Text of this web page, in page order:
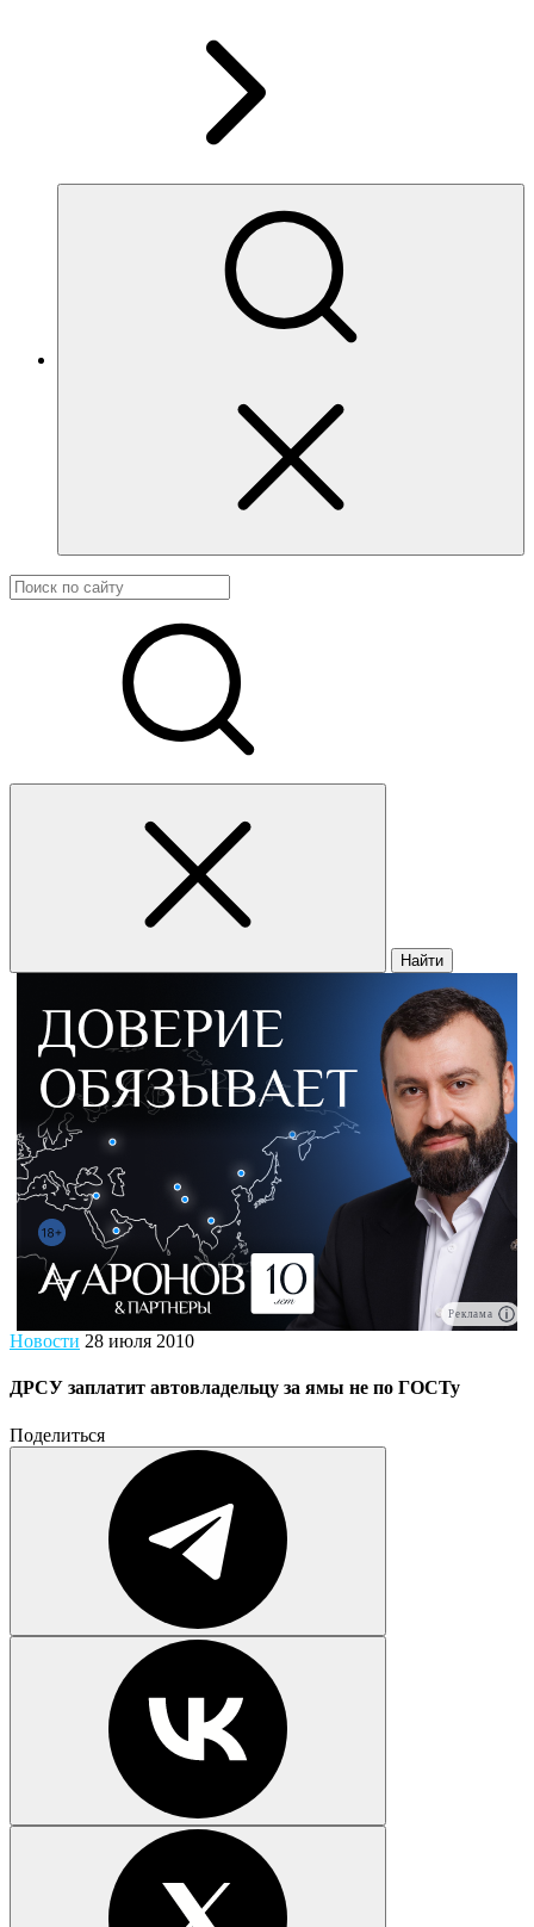
Найти
Реклама
Новости 28 июля 2010
ДРСУ заплатит автовладельцу за ямы не по ГОСТу
Поделиться